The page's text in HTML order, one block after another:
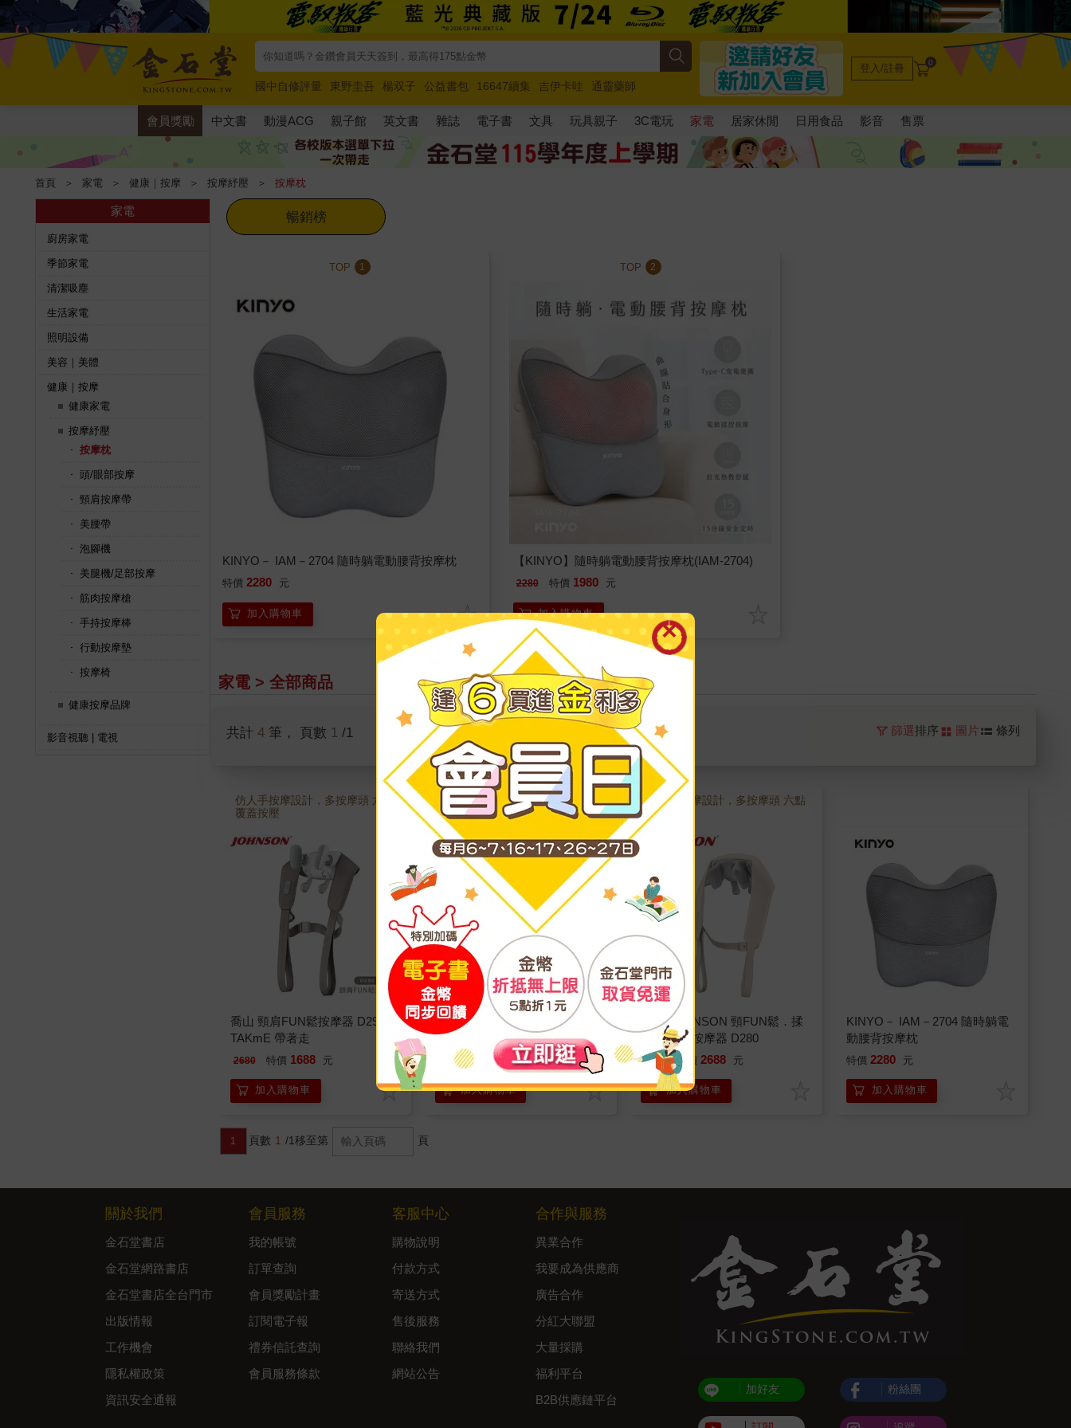
國中自修評量 東野圭吾 楊双子 公益書包 16647續集 吉伊卡哇
通靈藥師
唯紅花綻放
奧德賽 路邊攤新作 馬斯克 玩具總動員5 超慢跑
登入/註冊 0
會員獎勵 中文書 動漫ACG 親子館 英文書 雜誌 電子書 文具 玩具親子 3C電玩 家電 居家休閒 日用食品 影音 售票
首頁 ＞ 家電 ＞ 健康｜按摩 ＞ 按摩紓壓 ＞ 按摩枕
家電
廚房家電
季節家電
清潔吸塵
生活家電
照明設備
美容｜美體
健康｜按摩
健康家電
按摩紓壓
按摩枕
頭/眼部按摩
頸肩按摩帶
美腰帶
泡腳機
美腿機/足部按摩
筋肉按摩槍
手持按摩棒
行動按摩墊
按摩椅
健康按摩品牌
影音視聽 | 電視
暢銷榜
TOP 1
KINYO－ IAM－2704 隨時躺電動腰背按摩枕
特價 2280 元
加入購物車
TOP 2
【KINYO】隨時躺電動腰背按摩枕(IAM-2704)
2280 特價 1980 元
加入購物車
家電 > 全部商品
共計 4 筆， 頁數 1 /1 篩選排序 圖片 條列
仿人手按摩設計，多按摩頭 六點
覆蓋按壓
喬山 頸肩FUN鬆按摩器 D290｜
TAKmE 帶著走
2680 特價 1688 元
加入購物車
【KINYO】隨時躺電動腰背按摩
枕(IAM-2704)
2280 特價 1980 元
加入購物車
仿人手按摩設計，多按摩頭 六點
覆蓋按壓
喬山 JOHNSON 頸FUN鬆．揉
按式 頸肩按摩器 D280
3680 特價 2688 元
加入購物車
KINYO－ IAM－2704 隨時躺電
動腰背按摩枕
特價 2280 元
加入購物車
1 頁數 1 /1移至第 頁
關於我們
金石堂書店
金石堂網路書店
金石堂書店全台門市
出版情報
工作機會
隱私權政策
資訊安全通報
會員服務
我的帳號
訂單查詢
會員獎勵計畫
訂閱電子報
禮券信託查詢
會員服務條款
客服中心
購物說明
付款方式
寄送方式
售後服務
聯絡我們
網站公告
合作與服務
異業合作
我要成為供應商
廣告合作
分紅大聯盟
大量採購
福利平台
B2B供應鏈平台
加好友 粉絲團